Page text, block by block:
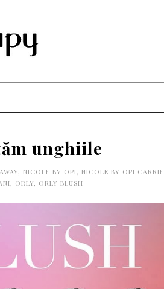
unghiile
, NICOLE BY OPI, NICOLE BY OPI CARRIE
, ORLY, ORLY BLUSH